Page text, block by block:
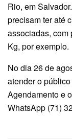
Rio, em
precisam ter até
associadas, com
Kg, por exemplo.
No dia 26 de
atender o
Agendamento e
WhatsApp (71)